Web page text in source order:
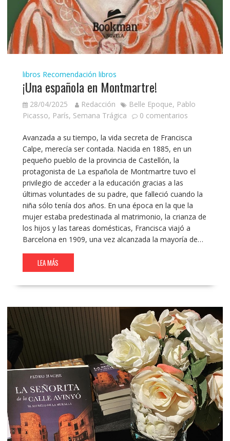
libros Recomendación libros
¡Una española en Montmartre!
28/04/2025 Redacción Belle Epoque, Pablo
Picasso, París, Semana Trágica 0 comentarios
Avanzada a su tiempo, la vida secreta de Francisca
Calpe, merecía ser contada. Nacida en 1885, en un
pequeño pueblo de la provincia de Castellón, la
protagonista de La española de Montmartre tuvo el
privilegio de acceder a la educación gracias a las
últimas voluntades de su padre, que falleció cuando la
niña sólo tenía dos años. En una época en la que la
mujer estaba predestinada al matrimonio, la crianza de
los hijos y las tareas domésticas, Francisca viajó a
Barcelona en 1909, una vez alcanzada la mayoría de…
LEA MÁS